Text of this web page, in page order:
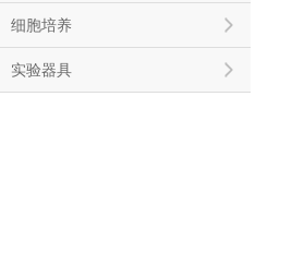
细胞培养
实验器具